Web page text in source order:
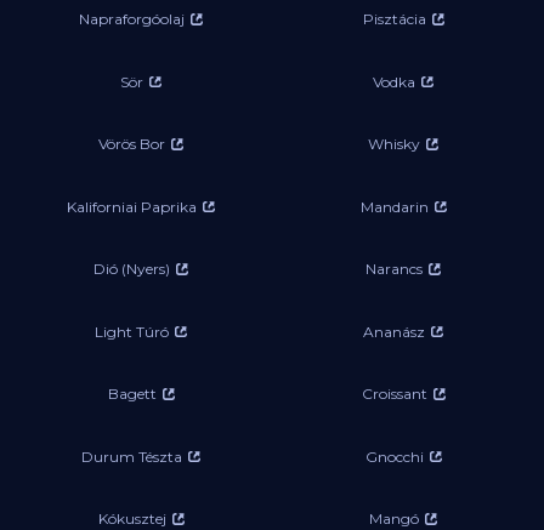
Napraforgóolaj Pisztácia
Sör Vodka
Vörös Bor Whisky
Kaliforniai Paprika Mandarin
Dió (Nyers) Narancs
Light Túró Ananász
Bagett Croissant
Durum Tészta Gnocchi
Kókusztej Mangó